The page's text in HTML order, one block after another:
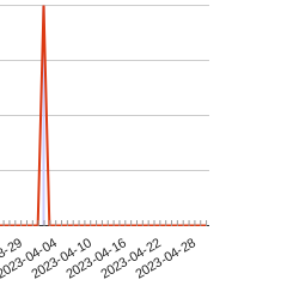
2904-04
2023-04-102023-04-162023-04-222023-04-28